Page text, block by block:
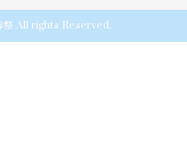
All rights Reserved.